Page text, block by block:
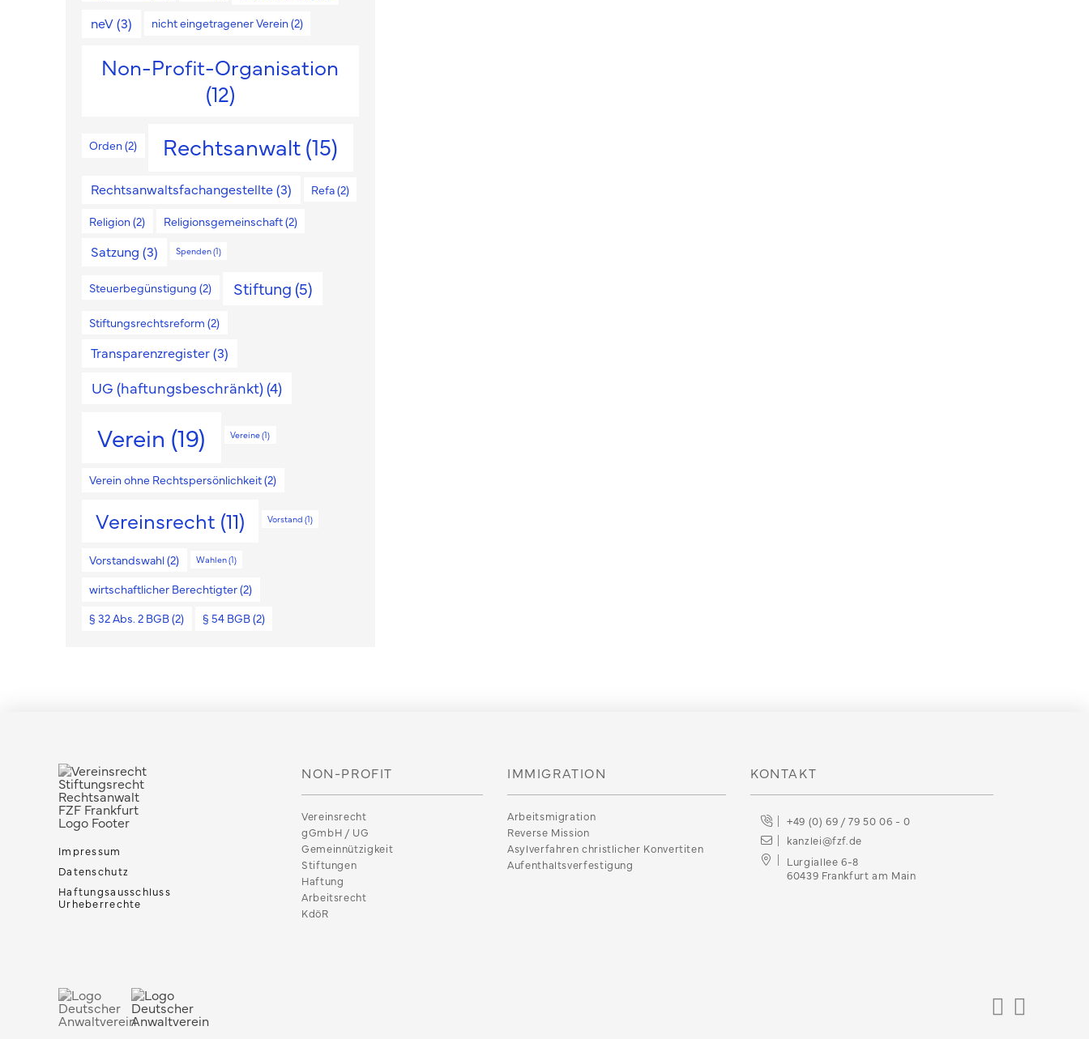
neV(3) nicht eingetragener Verein(2)
Non-Profit-Organisation
(12)
Orden(2) Rechtsanwalt(15)
Rechtsanwaltsfachangestellte(3) Refa(2)
Religion(2) Religionsgemeinschaft(2)
Satzung (3) Spenden(1)
Steuerbegünstigung (2) Stiftung (5)
Stiftungsrechtsreform (2)
Transparenzregister(3)
UG (haftungsbeschränkt)(4)
Verein (19) Vereine(1)
Verein ohne Rechtspersönlichkeit(2)
Vereinsrecht (11) Vorstand (1)
Vorstandswahl(2) Wahlen(1)
wirtschaftlicher Berechtigter(2)
§ 32 Abs. 2 BGB(2) § 54 BGB(2)
Impressum
Datenschutz
Haftungsausschluss
Urheberrechte
NON-PROFIT
Vereinsrecht
gGmbH / UG
Gemeinnützigkeit
Stiftungen
Haftung
Arbeitsrecht
KdöR
IMMIGRATION
Arbeitsmigration
Reverse Mission
Asylverfahren christlicher Konvertiten
Aufenthaltsverfestigung
KONTAKT
+49 (0) 69 / 79 50 06 - 0
kanzlei@fzf.de
Lurgiallee 6-8
60439 Frankfurt am Main